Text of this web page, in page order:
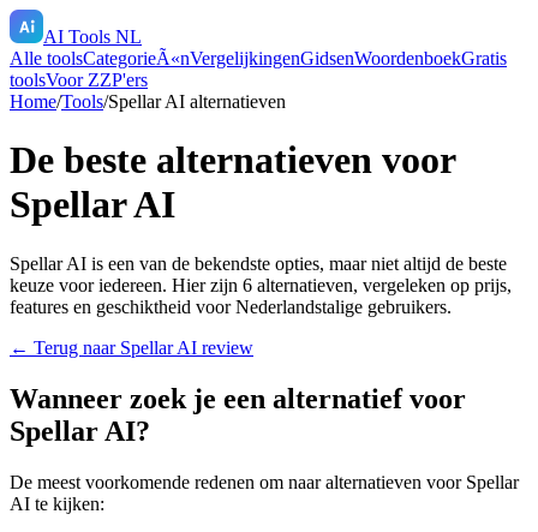
AI Tools NL
Alle toolsCategorieÃ«nVergelijkingenGidsenWoordenboekGratis
toolsVoor ZZP'ers
Home/Tools/Spellar AI alternatieven
De beste alternatieven voor
Spellar AI
Spellar AI is een van de bekendste opties, maar niet altijd de beste
keuze voor iedereen. Hier zijn 6 alternatieven, vergeleken op prijs,
features en geschiktheid voor Nederlandstalige gebruikers.
← Terug naar Spellar AI review
Wanneer zoek je een alternatief voor
Spellar AI?
De meest voorkomende redenen om naar alternatieven voor Spellar
AI te kijken: